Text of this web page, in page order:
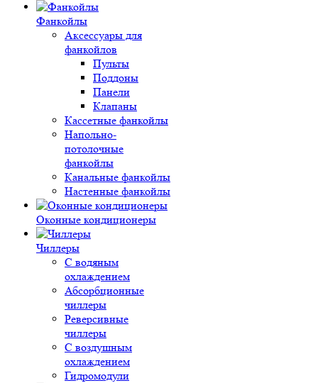
Фанкойлы
Аксессуары для
фанкойлов
Пульты
Поддоны
Панели
Клапаны
Кассетные фанкойлы
Напольно-
потолочные
фанкойлы
Канальные фанкойлы
Настенные фанкойлы
Оконные кондиционеры
Чиллеры
С водяным
охлаждением
Абсорбционные
чиллеры
Реверсивные
чиллеры
С воздушным
охлаждением
Гидромодули